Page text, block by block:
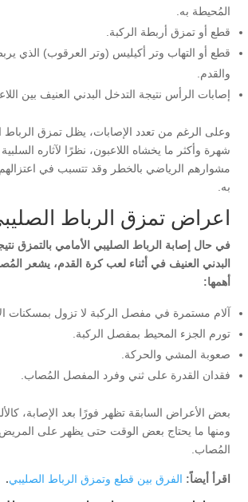
المُحيطة به.
قطع أو تمزق أربطة الركبة.
قطع أو التهاب وتر أكيليس (وتر العرقوب) الذي
والقدم.
إصابات الرأس نتيجة التدخل البدني العنيف بين
وعلى الرغم من تعدد الإصابات، يظل تمزق الرباط
شهرة وأكثر ما يخشاه اللاعبون، نظرًا لآثاره
مشوارهم الرياضي بالخطر وقد تتسبب في اعتزالهم
به.
اعراض تمزق الرباط
في حال إصابة الرباط الصليبي الأمامي بالتمزق
البدني العنيف في أثناء لعب كرة القدم، يشعر
أهمها:
آلام مستمرة في مفصل الركبة لا تزول بمسكنات
تورم الجزء المحيط بمفصل الركبة.
صعوبة المشي والحركة.
فقدان القدرة على ثني وفرد المفصل المُصاب.
بعض الأعراض السابقة تظهر فورًا بعد الإصابة،
ومنها ما يحتاج بعض الوقت حتى يظهر على
المُصاب.
اقرأ أيضاً: الفرق بين قطع وتمزق الرباط الصليبي.